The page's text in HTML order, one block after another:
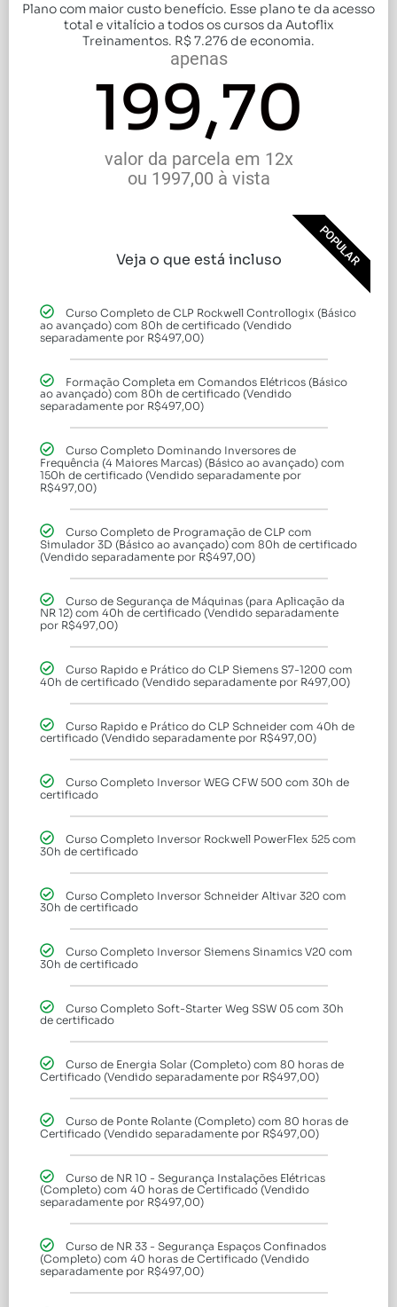
Plano com maior custo benefício. Esse plano te da acesso
total e vitalício a todos os cursos da Autoflix
Treinamentos. R$ 7.276 de economia.
apenas
199,70
valor da parcela em 12x
ou 1997,00 à vista
Veja o que está incluso
Curso Completo de CLP Rockwell Controllogix (Básico
ao avançado) com 80h de certificado (Vendido
separadamente por R$497,00)
Formação Completa em Comandos Elétricos (Básico
ao avançado) com 80h de certificado (Vendido
separadamente por R$497,00)
Curso Completo Dominando Inversores de
Frequência (4 Maiores Marcas) (Básico ao avançado) com
150h de certificado (Vendido separadamente por
R$497,00)
Curso Completo de Programação de CLP com
Simulador 3D (Básico ao avançado) com 80h de certificado
(Vendido separadamente por R$497,00)
Curso de Segurança de Máquinas (para Aplicação da
NR 12) com 40h de certificado (Vendido separadamente
por R$497,00)
Curso Rapido e Prático do CLP Siemens S7-1200 com
40h de certificado (Vendido separadamente por R497,00)
Curso Rapido e Prático do CLP Schneider com 40h de
certificado (Vendido separadamente por R$497,00)
Curso Completo Inversor WEG CFW 500 com 30h de
certificado
Curso Completo Inversor Rockwell PowerFlex 525 com
30h de certificado
Curso Completo Inversor Schneider Altivar 320 com
30h de certificado
Curso Completo Inversor Siemens Sinamics V20 com
30h de certificado
Curso Completo Soft-Starter Weg SSW 05 com 30h
de certificado
Curso de Energia Solar (Completo) com 80 horas de
Certificado (Vendido separadamente por R$497,00)
Curso de Ponte Rolante (Completo) com 80 horas de
Certificado (Vendido separadamente por R$497,00)
Curso de NR 10 - Segurança Instalações Elétricas
(Completo) com 40 horas de Certificado (Vendido
separadamente por R$497,00)
Curso de NR 33 - Segurança Espaços Confinados
(Completo) com 40 horas de Certificado (Vendido
separadamente por R$497,00)
POPULAR